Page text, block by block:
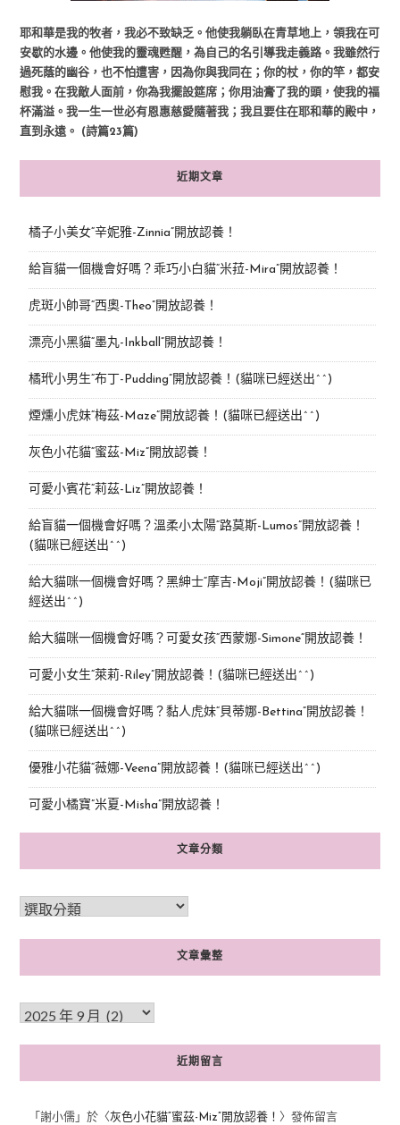
耶和華是我的牧者，我必不致缺乏。他使我躺臥在青草地上，領我在可
安歇的水邊。他使我的靈魂甦醒，為自己的名引導我走義路。我雖然行
過死蔭的幽谷，也不怕遭害，因為你與我同在；你的杖，你的竿，都安
慰我。在我敵人面前，你為我擺設筵席；你用油膏了我的頭，使我的福
杯滿溢。我一生一世必有恩惠慈愛隨著我；我且要住在耶和華的殿中，
直到永遠。 (詩篇23篇)
近期文章
橘子小美女“辛妮雅-Zinnia”開放認養！
給盲貓一個機會好嗎？乖巧小白貓“米菈-Mira”開放認養！
虎斑小帥哥“西奧-Theo”開放認養！
漂亮小黑貓“墨丸-Inkball”開放認養！
橘玳小男生“布丁-Pudding”開放認養！(貓咪已經送出^^)
煙燻小虎妹“梅茲-Maze”開放認養！(貓咪已經送出^^)
灰色小花貓“蜜茲-Miz”開放認養！
可愛小賓花“莉茲-Liz”開放認養！
給盲貓一個機會好嗎？溫柔小太陽“路莫斯-Lumos”開放認養！
(貓咪已經送出^^)
給大貓咪一個機會好嗎？黑紳士“摩吉-Moji”開放認養！(貓咪已
經送出^^)
給大貓咪一個機會好嗎？可愛女孩“西蒙娜-Simone“開放認養！
可愛小女生“萊莉-Riley”開放認養！(貓咪已經送出^^)
給大貓咪一個機會好嗎？黏人虎妹“貝蒂娜-Bettina”開放認養！
(貓咪已經送出^^)
優雅小花貓“薇娜-Veena”開放認養！(貓咪已經送出^^)
可愛小橘寶”米夏-Misha”開放認養！
文章分類
文章彙整
近期留言
「 謝小儒」於〈灰色小花貓“蜜茲-Miz”開放認養！ 〉發佈留言